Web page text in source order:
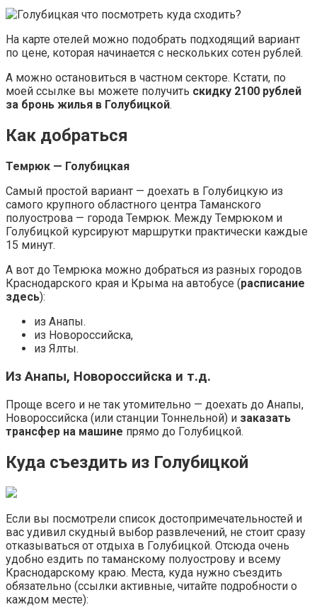
На карте отелей можно подобрать подходящий вариант
по цене, которая начинается с нескольких сотен рублей.
А можно остановиться в частном секторе. Кстати, по
моей ссылке вы можете получить скидку 2100 рублей
за бронь жилья в Голубицкой.
Как добраться
Темрюк — Голубицкая
Самый простой вариант — доехать в Голубицкую из
самого крупного областного центра Таманского
полуострова — города Темрюк. Между Темрюком и
Голубицкой курсируют маршрутки практически каждые
15 минут.
А вот до Темрюка можно добраться из разных городов
Краснодарского края и Крыма на автобусе (расписание
здесь):
из Анапы.
из Новороссийска,
из Ялты.
Из Анапы, Новороссийска и т.д.
Проще всего и не так утомительно — доехать до Анапы,
Новороссийска (или станции Тоннельной) и заказать
трансфер на машине прямо до Голубицкой.
Куда съездить из Голубицкой
Если вы посмотрели список достопримечательностей и
вас удивил скудный выбор развлечений, не стоит сразу
отказываться от отдыха в Голубицкой. Отсюда очень
удобно ездить по таманскому полуострову и всему
Краснодарскому краю. Места, куда нужно съездить
обязательно (ссылки активные, читайте подробности о
каждом месте):